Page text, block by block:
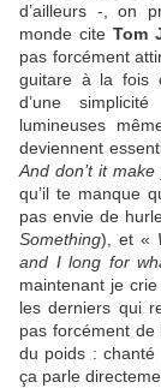
d’ailleurs -, on
monde cite Tom
pas forcément
guitare à la fois
d’une
lumineuses
deviennent
And don’t it
qu’il te manque
pas envie de
Something), et «
and I long for
maintenant je
les derniers qui
pas forcément
du poids : chanté
ça parle